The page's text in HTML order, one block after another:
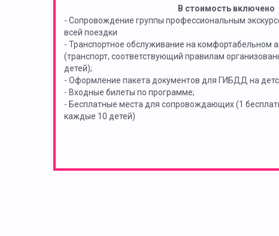
В стоимость включено
- Сопровождение группы профессиональным
всей поездки
- Транспортное обслуживание на комфортабельном
(транспорт, соответствующий правилам
детей);
- Оформление пакета документов для ГИБДД на
- Входные билеты по программе;
- Бесплатные места для сопровождающих (1
каждые 10 детей)